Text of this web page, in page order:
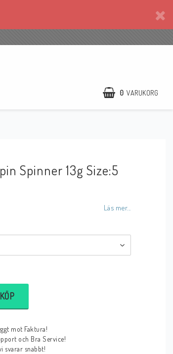
0 VARUKORG
Spinner 13g Size:5
Läs mer...
KÖP
mot Faktura!
och Bra Service!
svarar snabbt!